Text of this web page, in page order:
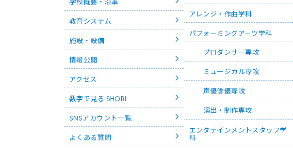
学校概要・沿革
教育システム
施設・設備
情報公開
アクセス
数字で見る SHOBI
SNSアカウント一覧
よくある質問
アレンジ・作曲学科
パフォーミングアーツ学科
プロダンサー専攻
ミュージカル専攻
声優俳優専攻
演出・制作専攻
エンタテインメントスタッフ学
科